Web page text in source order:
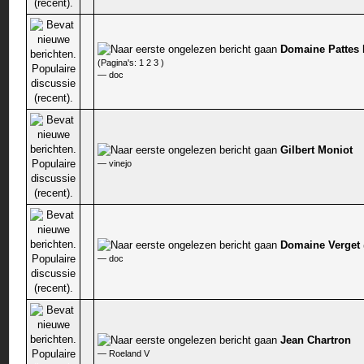
Domaine
(Pagina's: 1 2 3 )
—doc
1 stem - 5 van 5 gemiddeld
Gilbert Moniot
—vinejo
0 stem - 0 van 5 gemiddeld
Domaine Verget
—doc
0 stem - 0 van 5 gemiddeld
Jean Chartron
— Roeland V
0 stem - 0 van 5 gemiddeld